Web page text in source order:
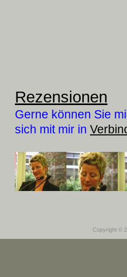
Rezensionen
Gerne können Sie
sich mit mir in
Copyright ©